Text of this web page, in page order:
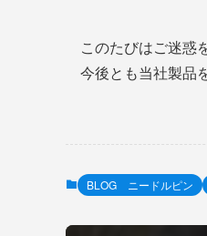
このたびはご迷惑
今後とも当社製品
BLOG ニードルピン